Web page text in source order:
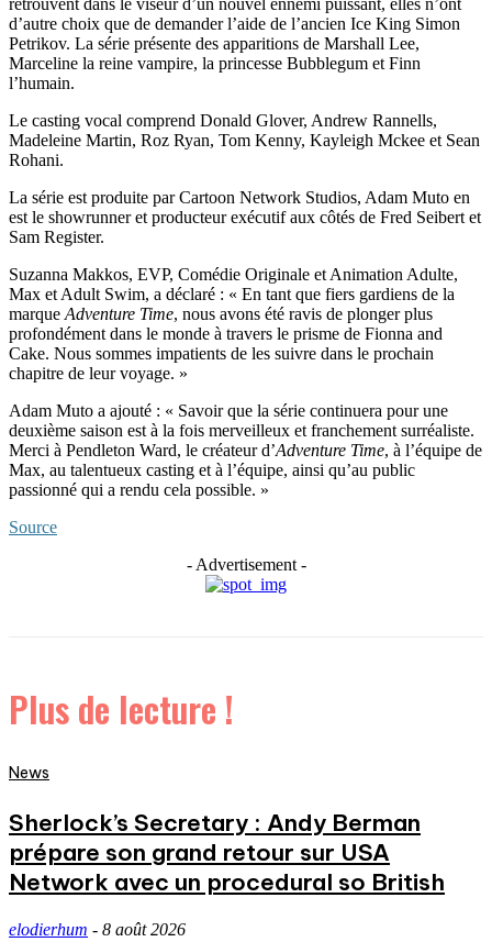
retrouvent dans le viseur d’un nouvel ennemi puissant, elles n’ont
d’autre choix que de demander l’aide de l’ancien Ice King Simon
Petrikov. La série présente des apparitions de Marshall Lee,
Marceline la reine vampire, la princesse Bubblegum et Finn
l’humain.
Le casting vocal comprend Donald Glover, Andrew Rannells,
Madeleine Martin, Roz Ryan, Tom Kenny, Kayleigh Mckee et Sean
Rohani.
La série est produite par Cartoon Network Studios, Adam Muto en
est le showrunner et producteur exécutif aux côtés de Fred Seibert et
Sam Register.
Suzanna Makkos, EVP, Comédie Originale et Animation Adulte,
Max et Adult Swim, a déclaré : « En tant que fiers gardiens de la
marque Adventure Time, nous avons été ravis de plonger plus
profondément dans le monde à travers le prisme de Fionna and
Cake. Nous sommes impatients de les suivre dans le prochain
chapitre de leur voyage. »
Adam Muto a ajouté : « Savoir que la série continuera pour une
deuxième saison est à la fois merveilleux et franchement surréaliste.
Merci à Pendleton Ward, le créateur d’Adventure Time, à l’équipe de
Max, au talentueux casting et à l’équipe, ainsi qu’au public
passionné qui a rendu cela possible. »
Source
- Advertisement -
Plus de lecture !
News
Sherlock’s Secretary : Andy Berman
prépare son grand retour sur USA
Network avec un procedural so British
elodierhum - 8 août 2026